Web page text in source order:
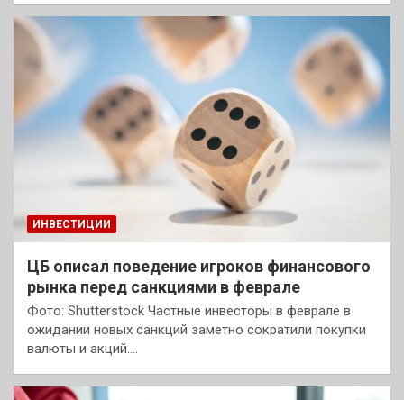
ИНВЕСТИЦИИ
ЦБ описал поведение игроков финансового
рынка перед санкциями в феврале
Фото: Shutterstock Частные инвесторы в феврале в
ожидании новых санкций заметно сократили покупки
валюты и акций.…